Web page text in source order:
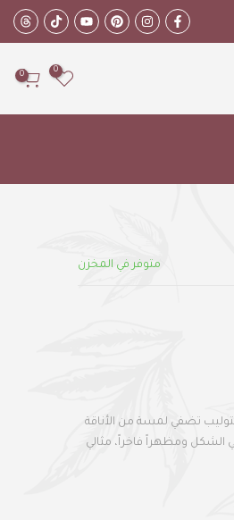
0
0
متوفر في المخزن
تضفي لمسة من الأناقة
الشكل ومظهراً فاخراً، مثالي